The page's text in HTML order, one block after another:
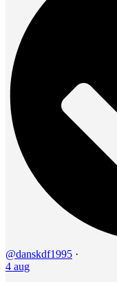
@danskdf1995 ·
4 aug